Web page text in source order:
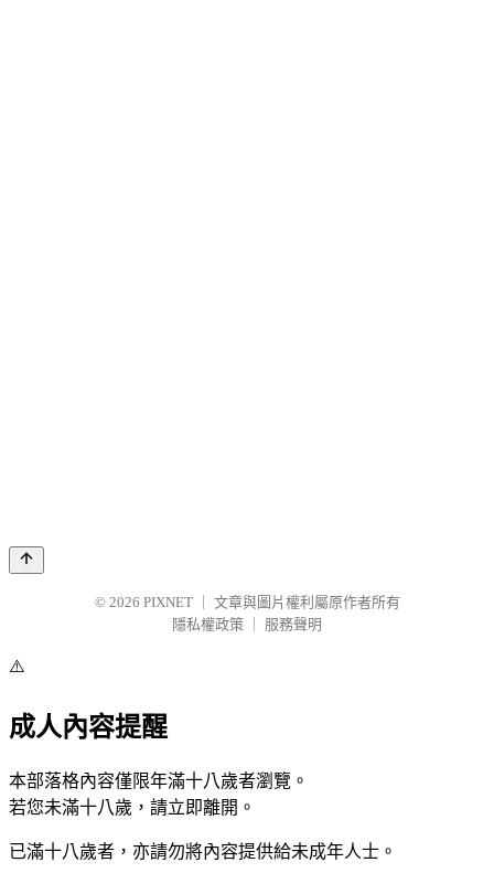
© 2026 PIXNET
文章與圖片權利屬原作者所有
隱私權政策
服務聲明
⚠️
成人內容提醒
本部落格內容僅限年滿十八歲者瀏覽。
若您未滿十八歲，請立即離開。
已滿十八歲者，亦請勿將內容提供給未成年人士。